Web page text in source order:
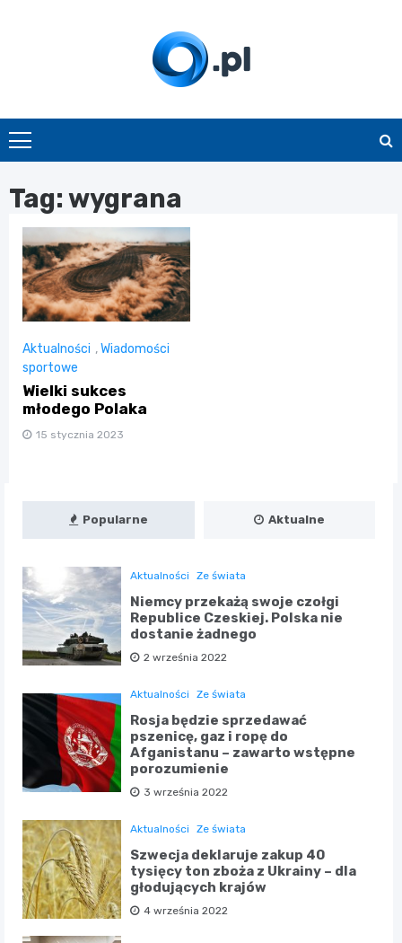
O.pl
Tag: wygrana
Aktualności ,Wiadomości
sportowe
Wielki sukces
młodego Polaka
15 stycznia 2023
Popularne Aktualne
Aktualności Ze świata
Niemcy przekażą swoje czołgi
Republice Czeskiej. Polska nie
dostanie żadnego
2 września 2022
Aktualności Ze świata
Rosja będzie sprzedawać
pszenicę, gaz i ropę do
Afganistanu – zawarto wstępne
porozumienie
3 września 2022
Aktualności Ze świata
Szwecja deklaruje zakup 40
tysięcy ton zboża z Ukrainy – dla
głodujących krajów
4 września 2022